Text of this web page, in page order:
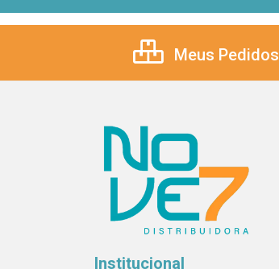
Meus Pedidos
Institucional